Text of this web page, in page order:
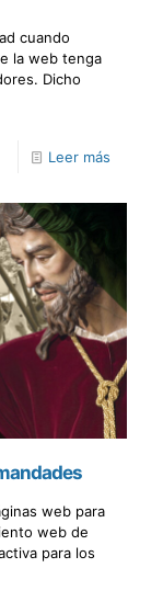
cuando
la web tenga
Dicho
Leer más
web para
web de
para los